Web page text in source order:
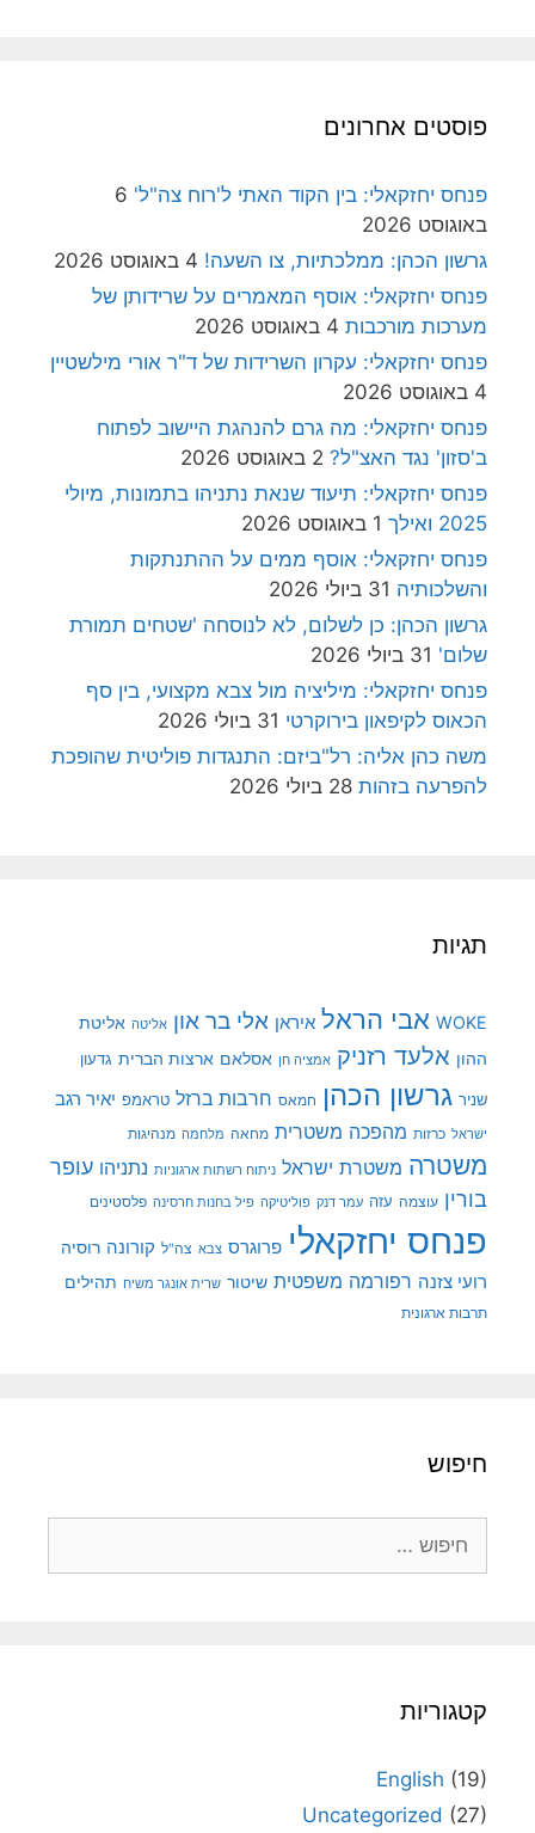
פוסטים אחרונים
פנחס יחזקאלי: בין הקוד האתי ל'רוח צה"ל' 6
באוגוסט 2026
גרשון הכהן: ממלכתיות, צו השעה! 4 באוגוסט 2026
פנחס יחזקאלי: אוסף המאמרים על שרידותן של
מערכות מורכבות 4 באוגוסט 2026
פנחס יחזקאלי: עקרון השרידות של ד"ר אורי מילשטיין
4 באוגוסט 2026
פנחס יחזקאלי: מה גרם להנהגת היישוב לפתוח
ב'סזון' נגד האצ"ל? 2 באוגוסט 2026
פנחס יחזקאלי: תיעוד שנאת נתניהו בתמונות, מיולי
2025 ואילך
1 באוגוסט 2026
פנחס יחזקאלי: אוסף ממים על ההתנתקות
והשלכותיה 31 ביולי 2026
גרשון הכהן: כן לשלום, לא לנוסחה 'שטחים תמורת
שלום' 31 ביולי 2026
פנחס יחזקאלי: מיליציה מול צבא מקצועי, בין סף
הכאוס לקיפאון בירוקרטי 31 ביולי 2026
משה כהן אליה: רל"ביזם: התנגדות פוליטית שהופכת
להפרעה בזהות 28 ביולי 2026
תגיות
WOKE אבי הראל איראן אלי בר און אליטה אליטת
ההון אלעד רזניק אמציה חן אסלאם ארצות הברית גדעון
שניר גרשון הכהן חמאס חרבות ברזל טראמפ יאיר רגב
ישראל כרזות מהפכה משטרית מחאה מלחמה מנהיגות
משטרה משטרת ישראל ניתוח רשתות ארגוניות נתניהו עופר
בורין עוצמה עזה עמר דנק פוליטיקה פיל בחנות חרסינה פלסטינים
פנחס יחזקאלי פרוגרס צבא צה"ל קורונה רוסיה
רועי צזנה רפורמה משפטית שיטור שרית אונגר משיח תהילים
תרבות ארגונית
חיפוש
קטגוריות
English (19)
Uncategorized (27)